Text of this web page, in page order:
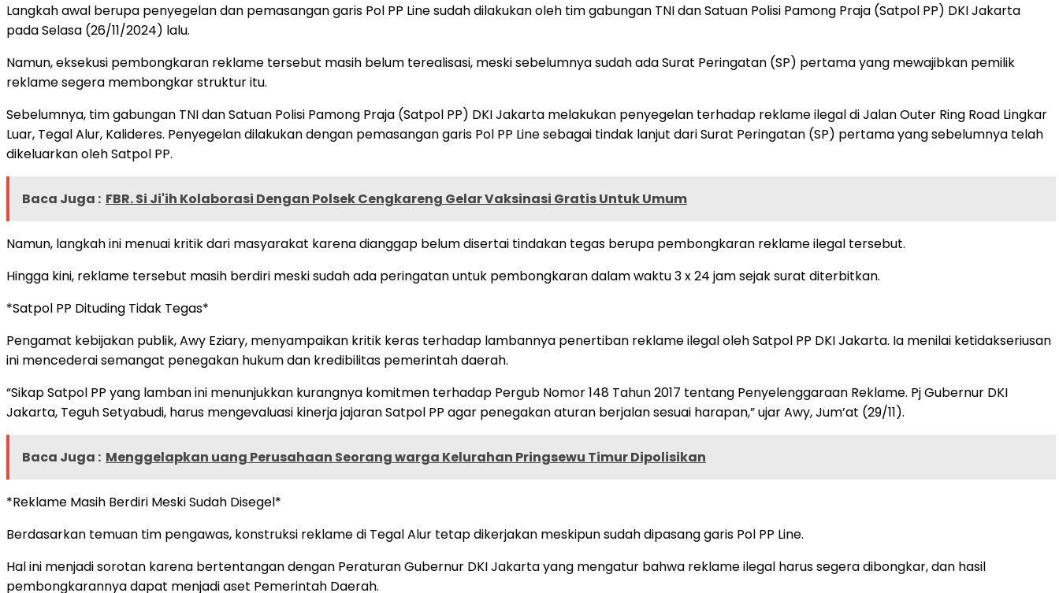
Langkah awal berupa penyegelan dan pemasangan garis Pol PP Line sudah dilakukan oleh tim gabungan TNI dan Satuan Polisi Pamong Praja (Satpol PP) DKI Jakarta
pada Selasa (26/11/2024) lalu.
Namun, eksekusi pembongkaran reklame tersebut masih belum terealisasi, meski sebelumnya sudah ada Surat Peringatan (SP) pertama yang mewajibkan pemilik
reklame segera membongkar struktur itu.
Sebelumnya, tim gabungan TNI dan Satuan Polisi Pamong Praja (Satpol PP) DKI Jakarta melakukan penyegelan terhadap reklame ilegal di Jalan Outer Ring Road Lingkar
Luar, Tegal Alur, Kalideres. Penyegelan dilakukan dengan pemasangan garis Pol PP Line sebagai tindak lanjut dari Surat Peringatan (SP) pertama yang sebelumnya telah
dikeluarkan oleh Satpol PP.
Baca Juga : FBR. Si Ji'ih Kolaborasi Dengan Polsek Cengkareng Gelar Vaksinasi Gratis Untuk Umum
Namun, langkah ini menuai kritik dari masyarakat karena dianggap belum disertai tindakan tegas berupa pembongkaran reklame ilegal tersebut.
Hingga kini, reklame tersebut masih berdiri meski sudah ada peringatan untuk pembongkaran dalam waktu 3 x 24 jam sejak surat diterbitkan.
*Satpol PP Dituding Tidak Tegas*
Pengamat kebijakan publik, Awy Eziary, menyampaikan kritik keras terhadap lambannya penertiban reklame ilegal oleh Satpol PP DKI Jakarta. Ia menilai ketidakseriusan
ini mencederai semangat penegakan hukum dan kredibilitas pemerintah daerah.
“Sikap Satpol PP yang lamban ini menunjukkan kurangnya komitmen terhadap Pergub Nomor 148 Tahun 2017 tentang Penyelenggaraan Reklame. Pj Gubernur DKI
Jakarta, Teguh Setyabudi, harus mengevaluasi kinerja jajaran Satpol PP agar penegakan aturan berjalan sesuai harapan,” ujar Awy, Jum’at (29/11).
Baca Juga : Menggelapkan uang Perusahaan Seorang warga Kelurahan Pringsewu Timur Dipolisikan
*Reklame Masih Berdiri Meski Sudah Disegel*
Berdasarkan temuan tim pengawas, konstruksi reklame di Tegal Alur tetap dikerjakan meskipun sudah dipasang garis Pol PP Line.
Hal ini menjadi sorotan karena bertentangan dengan Peraturan Gubernur DKI Jakarta yang mengatur bahwa reklame ilegal harus segera dibongkar, dan hasil
pembongkarannya dapat menjadi aset Pemerintah Daerah.